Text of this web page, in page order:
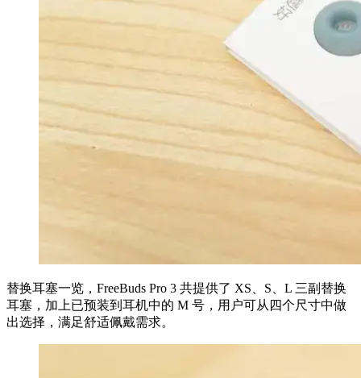
替换耳塞一览，FreeBuds Pro 3 共提供了 XS、S、L 三副替换
耳塞，加上已预装到耳机中的 M 号，用户可从四个尺寸中做
出选择，满足舒适佩戴需求。